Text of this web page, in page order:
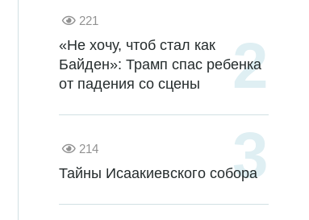
221
«Не хочу, чтоб стал как
Байден»: Трамп спас ребенка
от падения со сцены
214
Тайны Исаакиевского собора